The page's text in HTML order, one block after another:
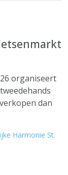
organiseert
dan
Harmonie St.